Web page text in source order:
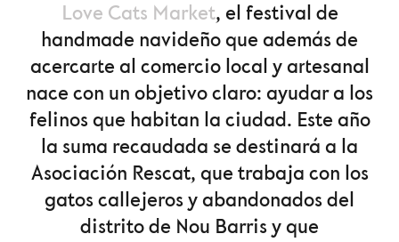
Love Cats Market, el festival de
handmade navideño que además de
acercarte al comercio local y artesanal
nace con un objetivo claro: ayudar a los
felinos que habitan la ciudad. Este año
la suma recaudada se destinará a la
Asociación Rescat, que trabaja con los
gatos callejeros y abandonados del
distrito de Nou Barris y que